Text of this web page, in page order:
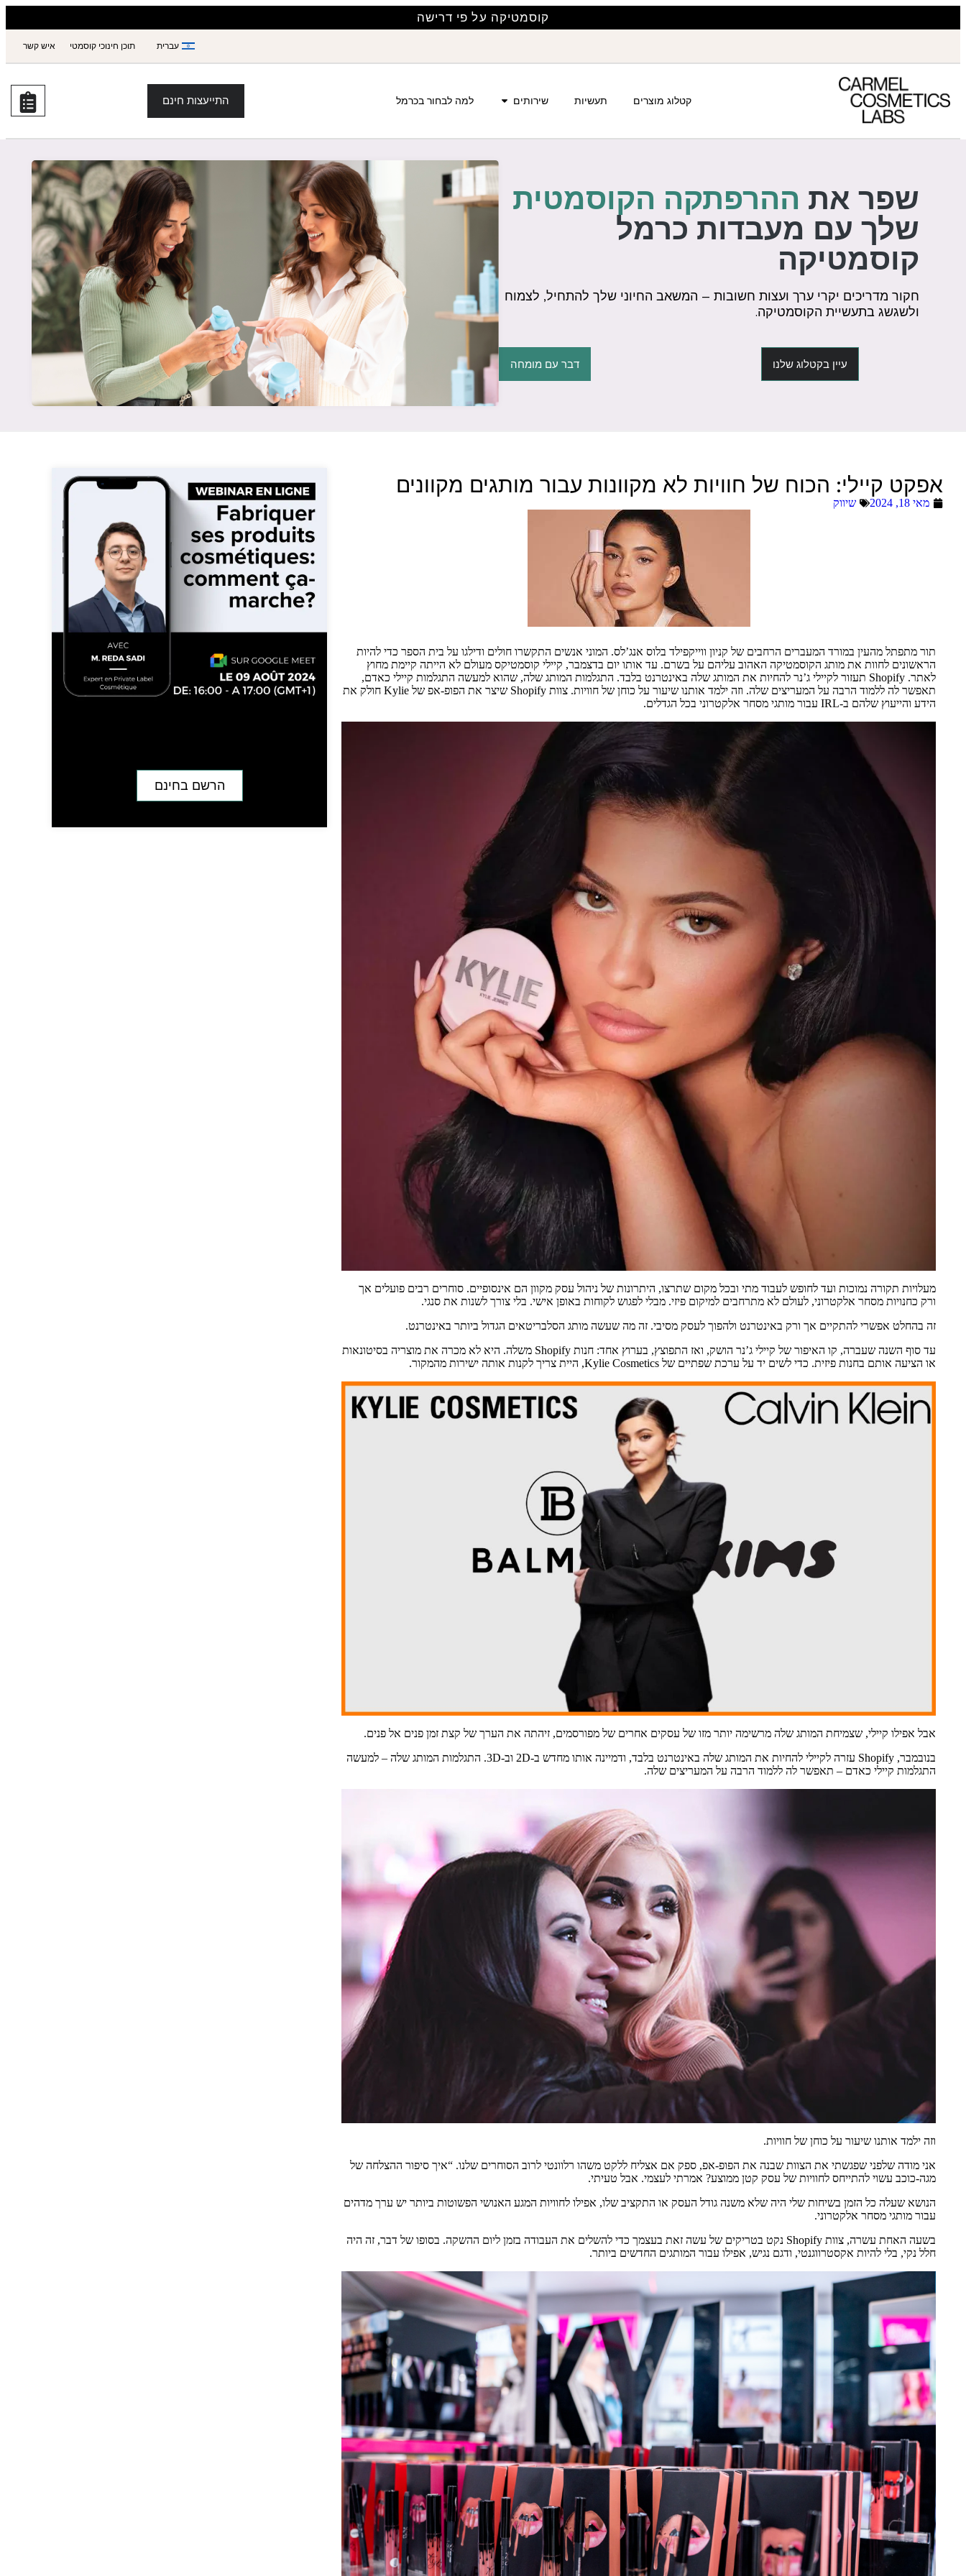
קוסמטיקה על פי דרישה
עברית תוכן חינוכי קוסמטי איש קשר
קטלוג מוצרים תעשיות שירותים למה לבחור בכרמל התייעצות חינם
שפר את ההרפתקה הקוסמטית
שלך עם מעבדות כרמל
קוסמטיקה
חקור מדריכים יקרי ערך ועצות חשובות – המשאב החיוני שלך להתחיל, לצמוח
ולשגשג בתעשיית הקוסמטיקה.
עיין בקטלוג שלנו דבר עם מומחה
אפקט קיילי: הכוח של חוויות לא מקוונות עבור מותגים מקוונים
מאי 18, 2024 שיווק
תור מתפתל מהעין במורד המעברים הרחבים של קניון ווייקפילד בלוס אנג’לס. המוני אנשים התקשרו חולים ודילגו על בית הספר כדי להיות
הראשונים לחוות את מותג הקוסמטיקה האהוב עליהם על בשרם. עד אותו יום בדצמבר, קיילי קוסמטיקס מעולם לא הייתה קיימת מחוץ
לאתר. Shopify תעזור לקיילי ג’נר להחיות את המותג שלה באינטרנט בלבד. התגלמות המותג שלה, שהוא למעשה התגלמות קיילי כאדם,
תאפשר לה ללמוד הרבה על המעריצים שלה. וזה ילמד אותנו שיעור על כוחן של חוויות. צוות Shopify שיצר את הפופ-אפ של Kylie חולק את
הידע והייעוץ שלהם ב-IRL עבור מותגי מסחר אלקטרוני בכל הגדלים.
מעלויות תקורה נמוכות ועד לחופש לעבוד מתי ובכל מקום שתרצו, היתרונות של ניהול עסק מקוון הם אינסופיים. סוחרים רבים פועלים אך
ורק כחנויות מסחר אלקטרוני, לעולם לא מתרחבים למיקום פיזי. מבלי לפגוש לקוחות באופן אישי. בלי צורך לשנות את סנגי.
זה בהחלט אפשרי להתקיים אך ורק באינטרנט ולהפוך לעסק מסיבי. זה מה שעשה מותג הסלבריטאים הגדול ביותר באינטרנט.
עד סוף השנה שעברה, קו האיפור של קיילי ג’נר הושק, ואז התפוצץ, בערוץ אחד: חנות Shopify משלה. היא לא מכרה את מוצריה בסיטונאות
או הציעה אותם בחנות פיזית. כדי לשים יד על ערכת שפתיים של Kylie Cosmetics, היית צריך לקנות אותה ישירות מהמקור.
אבל אפילו קיילי, שצמיחת המותג שלה מרשימה יותר מזו של עסקים אחרים של מפורסמים, זיהתה את הערך של קצת זמן פנים אל פנים.
בנובמבר, Shopify עזרה לקיילי להחיות את המותג שלה באינטרנט בלבד, ודמיינה אותו מחדש ב-2D וב-3D. התגלמות המותג שלה – למעשה
התגלמות קיילי כאדם – תאפשר לה ללמוד הרבה על המעריצים שלה.
וזה ילמד אותנו שיעור על כוחן של חוויות.
אני מודה שלפני שפגשתי את הצוות שבנה את הפופ-אפ, ספק אם אצליח ללקט משהו רלוונטי לרוב הסוחרים שלנו. “איך סיפור ההצלחה של
מגה-כוכב עשוי להתייחס לחוויות של עסק קטן ממוצע? אמרתי לעצמי. אבל טעיתי.
הנושא שעלה כל הזמן בשיחות שלי היה שלא משנה גודל העסק או התקציב שלו, אפילו לחוויות המגע האנושי הפשוטות ביותר יש ערך מדהים
עבור מותגי מסחר אלקטרוני.
בשעה האחת עשרה, צוות Shopify נקט בטריקים של עשה זאת בעצמך כדי להשלים את העבודה בזמן ליום ההשקה. בסופו של דבר, זה היה
חלל נקי, בלי להיות אקסטרווגנטי, ודגם נגיש, אפילו עבור המותגים החדשים ביותר.
הרשם בחינם